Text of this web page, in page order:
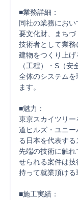
■業務詳細：
同社の業務にお
要文化財、まち
技術者として業務
建物をつくり上
（工程）・S（
全体のシステム
ます。
■魅力：
東京スカイツリ
道ヒルズ・ユニ
る日本を代表す
先端の技術に触
せられる案件は
持って就業頂ける
■施工実績：